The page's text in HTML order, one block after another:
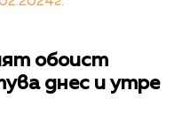
обоист
днес и утре